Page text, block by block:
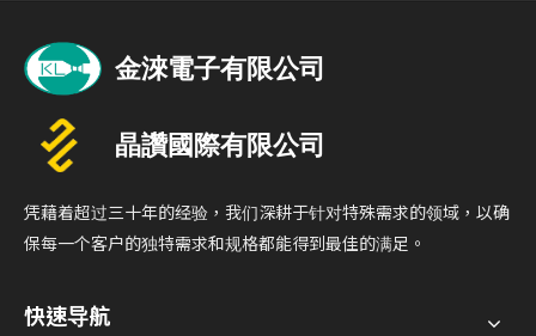
凭藉着超过三十年的经验，我们深耕于针对特殊需求的领域，以确
保每一个客户的独特需求和规格都能得到最佳的满足。
快速导航